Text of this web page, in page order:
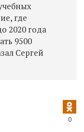
где
2020 года
9500
Сергей
0